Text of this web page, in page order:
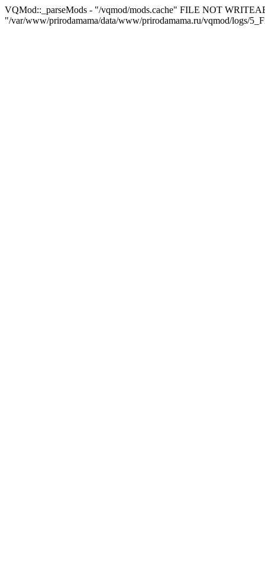
VQMod::_parseMods - "/vqmod/mods.cache" FILE NOT
"/var/www/prirodamama/data/www/prirodamama.ru/vqmod/logs/